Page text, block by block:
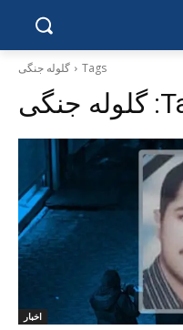
Tags گلولە جنگی
گلولە جنگی
اخبار